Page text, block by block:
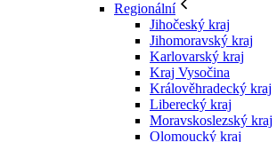
Regionální
Jihočeský kraj
Jihomoravský kraj
Karlovarský kraj
Kraj Vysočina
Králověhradecký kraj
Liberecký kraj
Moravskoslezský kraj
Olomoucký kraj